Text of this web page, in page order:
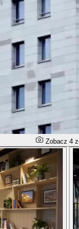
Zobacz 4